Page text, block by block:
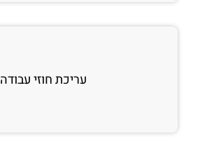
עריכת חוזי עבודה